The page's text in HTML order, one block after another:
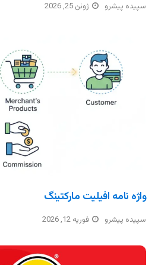
سپیده پیشرو ژوئن 25, 2026
واژه نامه افیلیت مارکتینگ
سپیده پیشرو فوریه 12, 2026